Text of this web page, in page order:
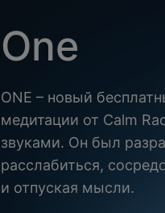
One
ONE – новый
медитации от Calm
звуками. Он был
расслабиться,
и отпуская мысли.